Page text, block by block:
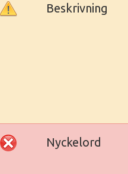
Beskrivning
Nyckelord